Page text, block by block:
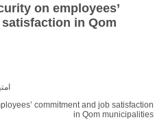
on employees’
in Qom
امتیاز
commitment and job satisfaction
in Qom municipalities